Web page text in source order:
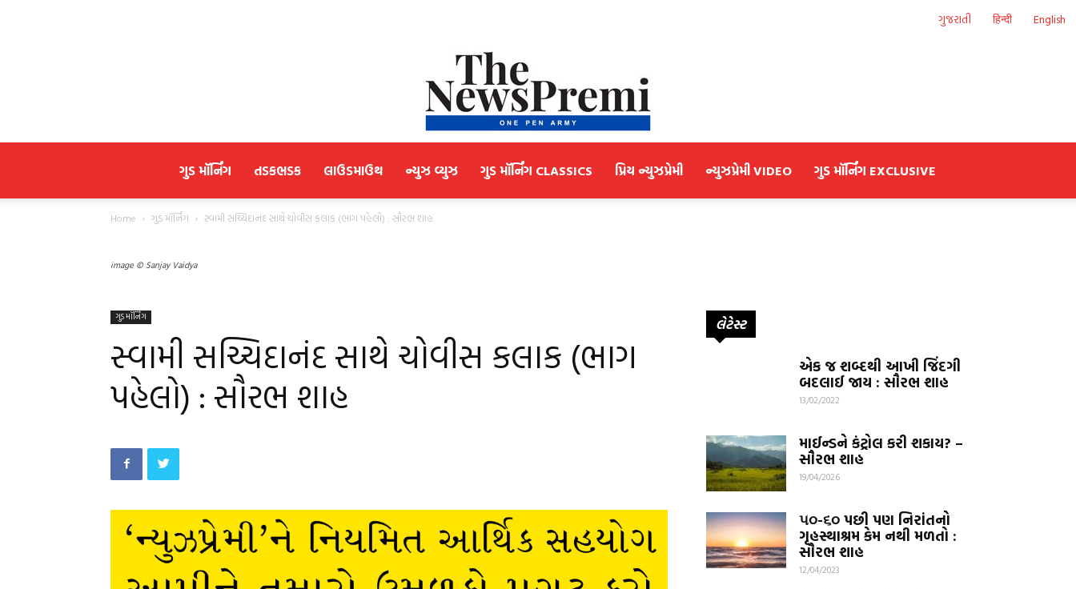
ગુજરાતી हिन्दी English
ગુડ મૉર્નિંગ તડકભડક લાઉડમાઉથ ન્યુઝ વ્યુઝ ગુડ મૉર્નિંગ CLASSICS પ્રિય ન્યુઝપ્રેમી ન્યુઝપ્રેમી VIDEO ગુડ મૉર્નિંગ EXCLUSIVE
Home ગુડ મૉર્નિંગ સ્વામી સચ્ચિદાનંદ સાથે ચોવીસ કલાક (ભાગ પહેલો) : સૌરભ શાહ
image © Sanjay Vaidya
ગુડ મૉર્નિંગ
સ્વામી સચ્ચિદાનંદ સાથે ચોવીસ કલાક (ભાગ
પહેલો) : સૌરભ શાહ
લેટેસ્ટ
એક જ શબ્દથી આખી જિંદગી
બદલાઈ જાય : સૌરભ શાહ
13/02/2022
માઈન્ડને કંટ્રોલ કરી શકાય? –
સૌરભ શાહ
19/04/2026
૫૦-૬૦ પછી પણ નિરાંતનો
ગૃહસ્થાશ્રમ કેમ નથી મળતો :
સૌરભ શાહ
12/04/2023